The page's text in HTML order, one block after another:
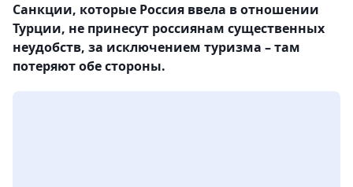
Санкции, которые Россия ввела в отношении
Турции, не принесут россиянам существенных
неудобств, за исключением туризма – там
потеряют обе стороны.